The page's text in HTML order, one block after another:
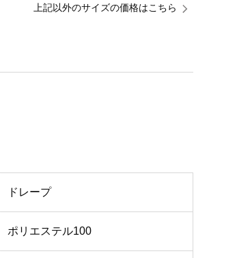
上記以外のサイズの価格はこちら
ドレープ
ポリエステル100